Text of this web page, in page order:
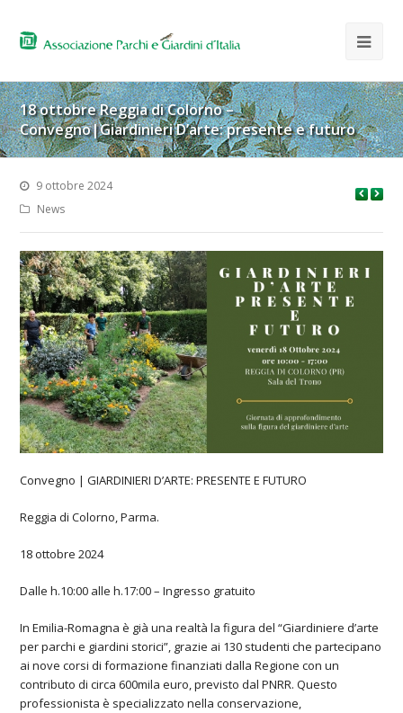
18 ottobre Reggia di Colorno –
Convegno|Giardinieri D’arte: presente e futuro
9 ottobre 2024
News
Convegno | GIARDINIERI D’ARTE: PRESENTE E FUTURO
Reggia di Colorno, Parma.
18 ottobre 2024
Dalle h.10:00 alle h.17:00 – Ingresso gratuito
In Emilia-Romagna è già una realtà la figura del “Giardiniere d’arte
per parchi e giardini storici”, grazie ai 130 studenti che partecipano
ai nove corsi di formazione finanziati dalla Regione con un
contributo di circa 600mila euro, previsto dal PNRR. Questo
professionista è specializzato nella conservazione,